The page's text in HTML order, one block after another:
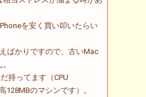
を安く買い叩いたらい
ばかりですので、古いMac
持ってます（CPU
128MBのマシンです）。